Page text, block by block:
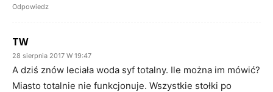
Odpowiedz
TW
28 sierpnia 2017 W 19:47
A dziś znów leciała woda syf totalny. Ile można im mówić?
Miasto totalnie nie funkcjonuje. Wszystkie stołki po